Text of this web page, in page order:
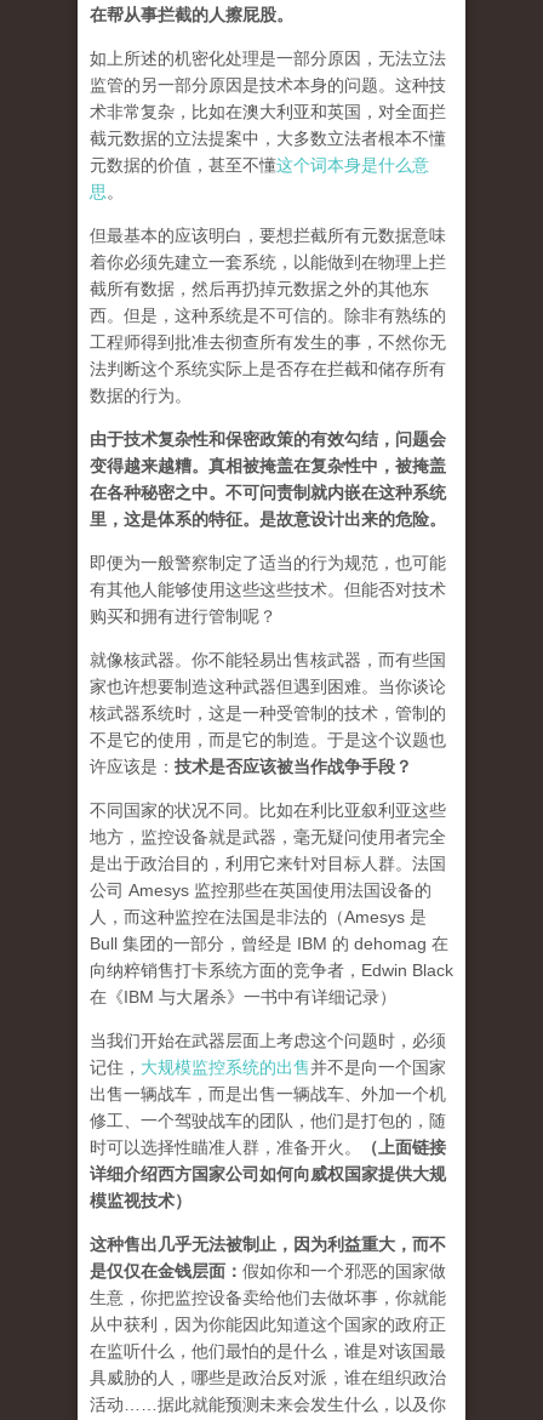
在帮从事拦截的人擦屁股。
如上所述的机密化处理是一部分原因，无法立法
监管的另一部分原因是技术本身的问题。这种技
术非常复杂，比如在澳大利亚和英国，对全面拦
截元数据的立法提案中，大多数立法者根本不懂
元数据的价值，甚至不懂这个词本身是什么意
思。
但最基本的应该明白，要想拦截所有元数据意味
着你必须先建立一套系统，以能做到在物理上拦
截所有数据，然后再扔掉元数据之外的其他东
西。但是，这种系统是不可信的。除非有熟练的
工程师得到批准去彻查所有发生的事，不然你无
法判断这个系统实际上是否存在拦截和储存所有
数据的行为。
由于技术复杂性和保密政策的有效勾结，问题会
变得越来越糟。真相被掩盖在复杂性中，被掩盖
在各种秘密之中。不可问责制就内嵌在这种系统
里，这是体系的特征。是故意设计出来的危险。
即便为一般警察制定了适当的行为规范，也可能
有其他人能够使用这些这些技术。但能否对技术
购买和拥有进行管制呢？
就像核武器。你不能轻易出售核武器，而有些国
家也许想要制造这种武器但遇到困难。当你谈论
核武器系统时，这是一种受管制的技术，管制的
不是它的使用，而是它的制造。于是这个议题也
许应该是： 技术是否应该被当作战争手段？
不同国家的状况不同。比如在利比亚叙利亚这些
地方，监控设备就是武器，毫无疑问使用者完全
是出于政治目的，利用它来针对目标人群。法国
公司 Amesys 监控那些在英国使用法国设备的
人，而这种监控在法国是非法的（Amesys 是
Bull 集团的一部分，曾经是 IBM 的 dehomag 在
向纳粹销售打卡系统方面的竞争者，Edwin Black
在《IBM 与大屠杀》一书中有详细记录）
当我们开始在武器层面上考虑这个问题时，必须
记住， 大规模监控系统的出售并不是向一个国家
出售一辆战车，而是出售一辆战车、外加一个机
修工、一个驾驶战车的团队，他们是打包的，随
时可以选择性瞄准人群，准备开火。
（上面链接
详细介绍西方国家公司如何向威权国家提供大规
模监视技术）
这种售出几乎无法被制止，因为利益重大，而不
是仅仅在金钱层面： 假如你和一个邪恶的国家做
生意，你把监控设备卖给他们去做坏事，你就能
从中获利，因为你能因此知道这个国家的政府正
在监听什么，他们最怕的是什么，谁是对该国最
具威胁的人，哪些是政治反对派，谁在组织政治
活动……据此就能预测未来会发生什么，以及你